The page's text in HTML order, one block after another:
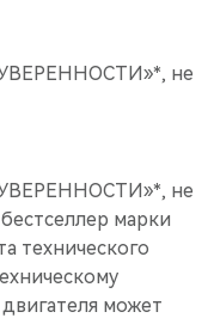
УВЕРЕННОСТИ»*, не
УВЕРЕННОСТИ»*, не
марки
технического
может